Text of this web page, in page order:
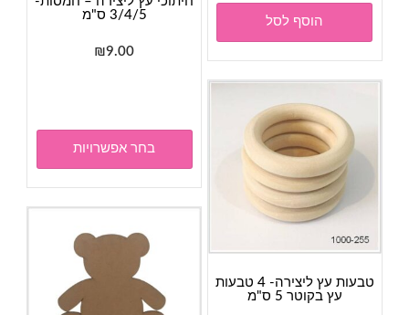
הוסף לסל
3/4/5 ס"מ
₪9.00
בחר אפשרויות
טבעות עץ ליצירה- 4 טבעות
עץ בקוטר 5 ס"מ